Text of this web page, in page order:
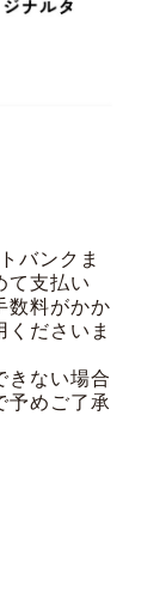
バンクま
て支払い
数料がかか
くださいま
きない場合
予めご了承